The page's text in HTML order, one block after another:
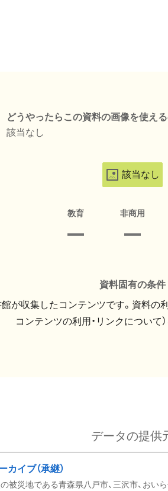
どうやったらこの資料の画像を使える
該当なし
該当なし
教育 非商用
資料固有の条件
が収集したコンテンツです。資料の
コンテンツの利用・リンクについて
データの提供
イブ（承継）
被災地である青森県八戸市、三沢市、おい